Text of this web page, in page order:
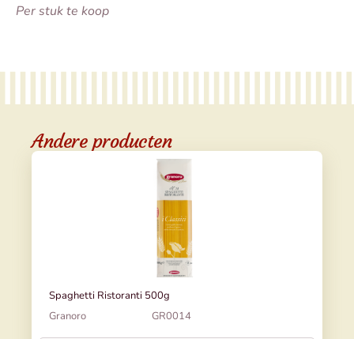
Per stuk te koop
Andere producten
Spaghetti Ristoranti 500g
Granoro
GR0014